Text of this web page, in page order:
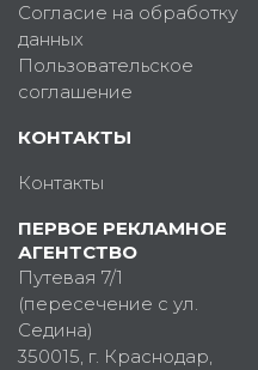
Согласие на обработку
данных
Пользовательское
соглашение
КОНТАКТЫ
Контакты
ПЕРВОЕ РЕКЛАМНОЕ
АГЕНТСТВО
Путевая 7/1
(пересечение с ул.
Седина)
350015, г. Краснодар,